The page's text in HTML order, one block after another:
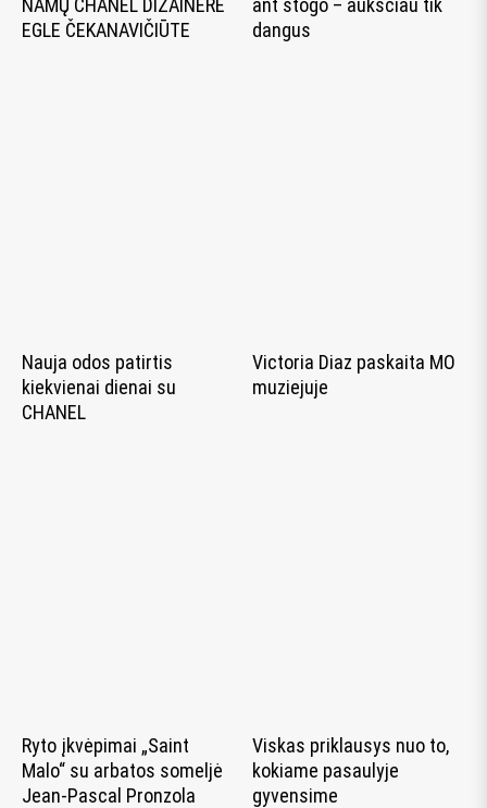
EGLE ČEKANAVIČIŪTE
dangus
Nauja odos patirtis
kiekvienai dienai su
CHANEL
Victoria Diaz paskaita MO
muziejuje
Ryto įkvėpimai „Saint
Malo“ su arbatos someljė
Jean-Pascal Pronzola
Viskas priklausys nuo to,
kokiame pasaulyje
gyvensime